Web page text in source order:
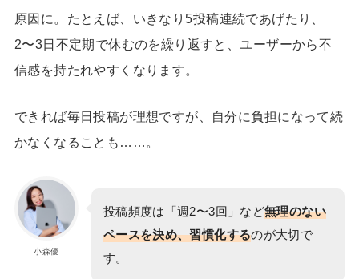
原因に。 たとえば、いきなり5投稿連続であげたり、
2〜3日不定期で休むのを繰り返すと、ユーザーから不
信感を持たれやすくなります。
できれば毎日投稿が理想ですが、自分に負担になって続
かなくなることも……。
小森優
投稿頻度は「週2〜3回」など無理のない
ペースを決め、習慣化するのが大切で
す。